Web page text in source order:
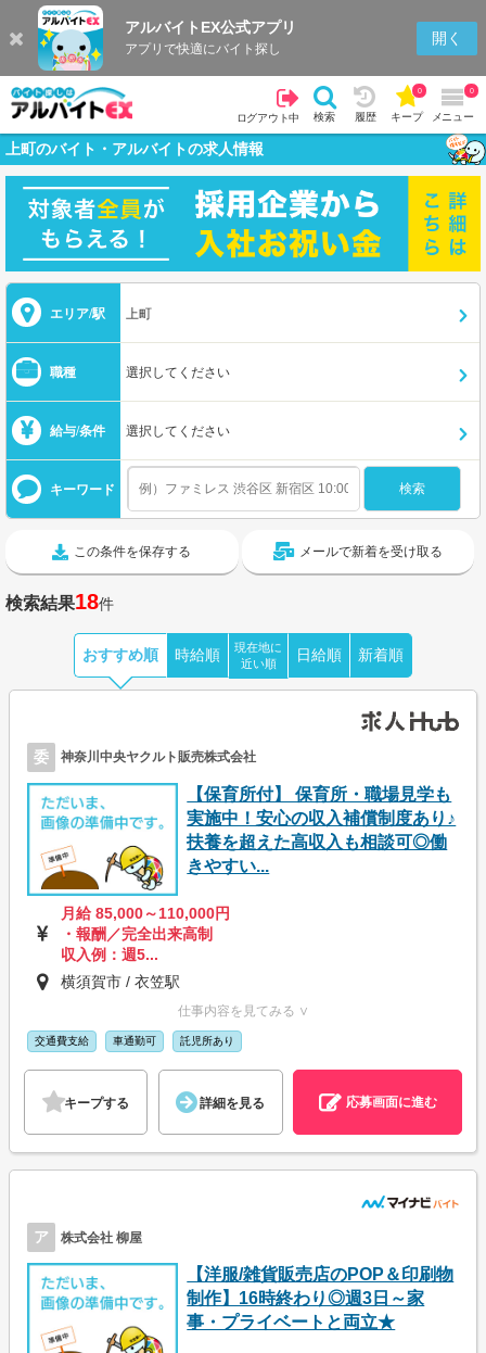
アルバイトEX公式アプリ
アプリで快適にバイト探し
開く
ログアウト中 検索 履歴 キープ
0
メニュー
0
上町のバイト・アルバイトの求人情報
エリア/駅 上町
職種 選択してください
給与/条件 選択してください
キーワード
この条件を保存する メールで新着を受け取る
検索結果18件
おすすめ順 時給順
現在地に
近い順
日給順 新着順
委 神奈川中央ヤクルト販売株式会社
【保育所付】 保育所・職場見学も
実施中！安心の収入補償制度あり♪
扶養を超えた高収入も相談可◎働
きやすい...
月給 85,000～110,000円
・報酬／完全出来高制
収入例：週5...
横須賀市 / 衣笠駅
仕事内容を見てみる ∨
交通費支給 車通勤可 託児所あり
キープする 詳細を見る 応募画面に進む
ア 株式会社 柳屋
【洋服/雑貨販売店のPOP＆印刷物
制作】16時終わり◎週3日～家
事・プライベートと両立★